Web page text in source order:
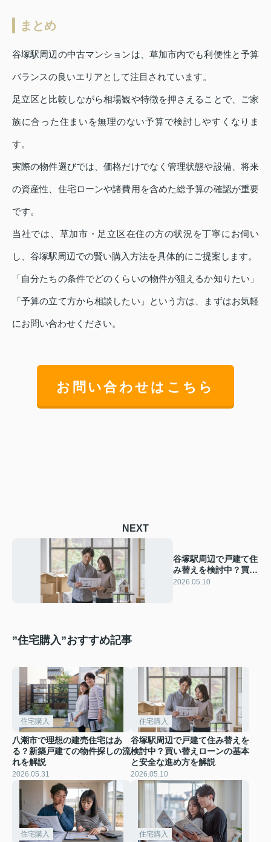
まとめ
谷塚駅周辺の中古マンションは、草加市内でも利便性と予算
バランスの良いエリアとして注目されています。
足立区と比較しながら相場観や特徴を押さえることで、ご家
族に合った住まいを無理のない予算で検討しやすくなりま
す。
実際の物件選びでは、価格だけでなく管理状態や設備、将来
の資産性、住宅ローンや諸費用を含めた総予算の確認が重要
です。
当社では、草加市・足立区在住の方の状況を丁寧にお伺い
し、谷塚駅周辺での賢い購入方法を具体的にご提案します。
「自分たちの条件でどのくらいの物件が狙えるか知りたい」
「予算の立て方から相談したい」という方は、まずはお気軽
にお問い合わせください。
お問い合わせはこちら
NEXT
谷塚駅周辺で戸建て住
み替えを検討中？買い
替えローンの基本と安
2026.05.10
”住宅購入”おすすめ記事
住宅購入
八潮市で理想の建売住宅はあ
る？新築戸建ての物件探しの流
れを解説
2026.05.31
住宅購入
谷塚駅周辺で戸建て住み替えを
検討中？買い替えローンの基本
と安全な進め方を解説
2026.05.10
住宅購入 住宅購入